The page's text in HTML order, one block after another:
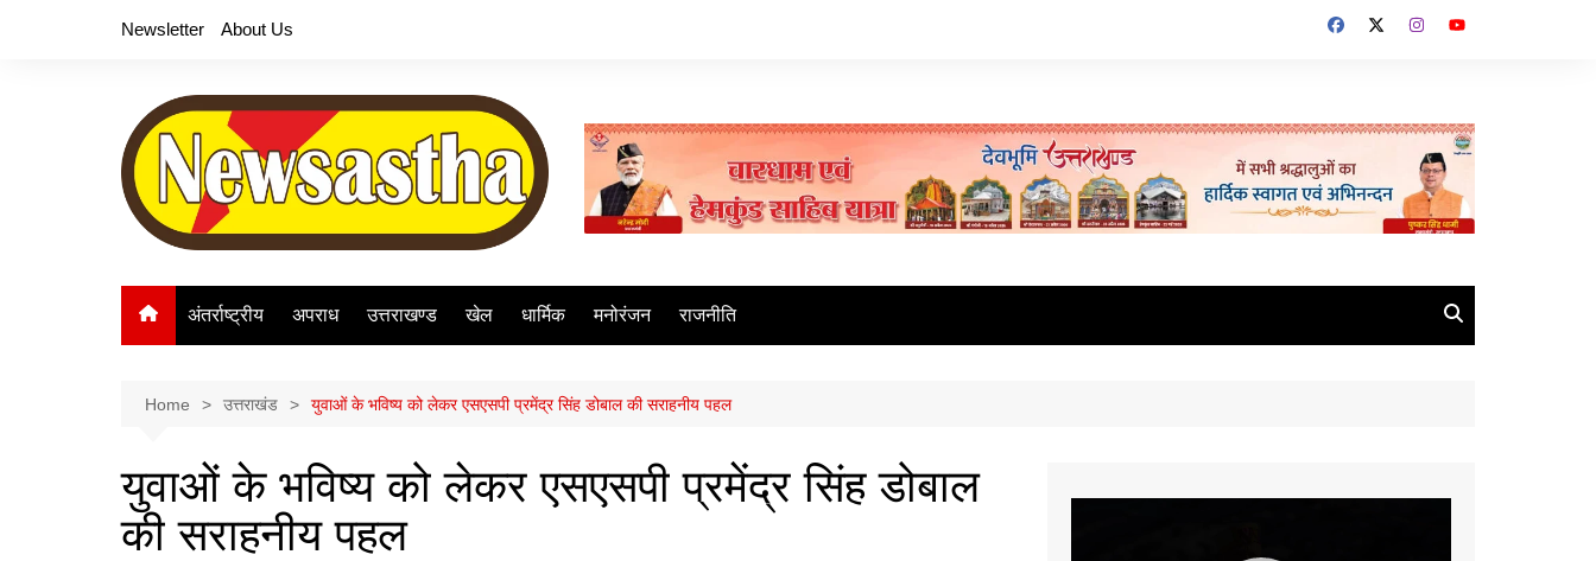
Newsletter About Us
अंतर्राष्ट्रीय अपराध उत्तराखण्ड खेल धार्मिक मनोरंजन राजनीति
Home उत्तराखंड युवाओं के भविष्य को लेकर एसएसपी प्रमेंद्र सिंह डोबाल की सराहनीय पहल
युवाओं के भविष्य को लेकर एसएसपी प्रमेंद्र सिंह डोबाल
की सराहनीय पहल